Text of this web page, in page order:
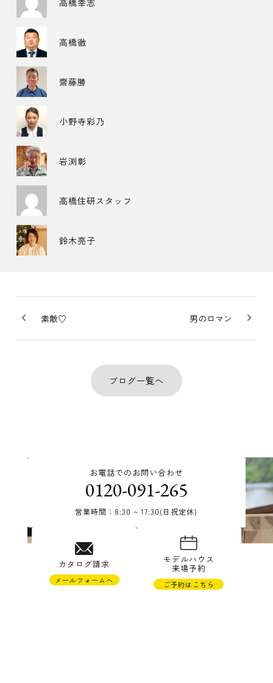
高橋徹
齋藤勝
小野寺彩乃
岩渕彰
高橋住研スタッフ
鈴木亮子
素敵♡ 男のロマン
ブログ一覧へ
お電話でのお問い合わせ
0120-091-265
営業時間：8:30 ~ 17:30(日祝定休)
カタログ請求
メールフォームへ
モデルハウス
来場予約
ご予約はこちら